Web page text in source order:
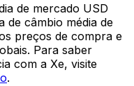
de mercado USD
de câmbio média de
preços de compra e
Para saber
com a Xe, visite
.